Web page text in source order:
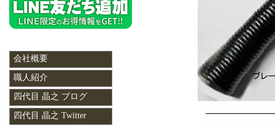
会社概要
職人紹介
四代目 晶之 ブログ
四代目 晶之 Twitter